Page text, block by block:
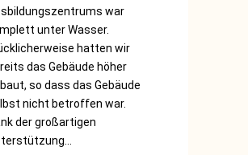
war
unter Wasser.
hatten wir
das Gebäude höher
so dass das Gebäude
nicht betroffen war.
der großartigen